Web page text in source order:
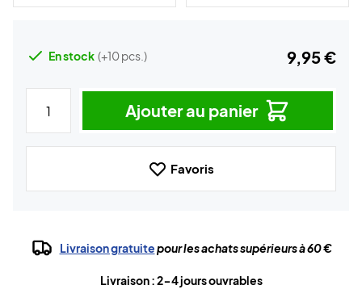
En stock (+10 pcs.) 9,95 €
Ajouter au panier
Favoris
Livraison gratuitepour les achats supérieurs à 60 €
Livraison : 2-4 jours ouvrables